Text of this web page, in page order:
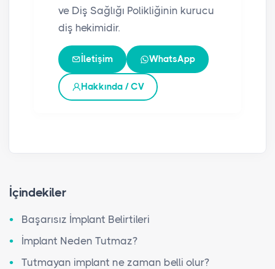
ve Diş Sağlığı Polikliğinin kurucu
diş hekimidir.
İletişim WhatsApp
Hakkında / CV
İçindekiler
Başarısız İmplant Belirtileri
İmplant Neden Tutmaz?
Tutmayan implant ne zaman belli olur?